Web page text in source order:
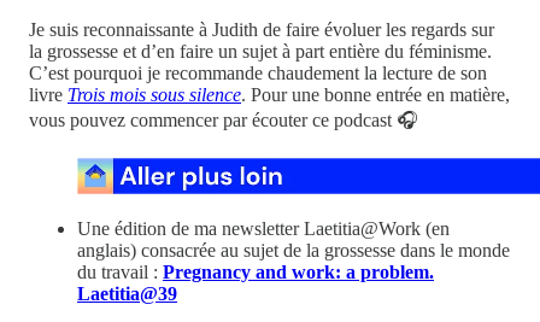
Je suis reconnaissante à Judith de faire évoluer les regards sur
la grossesse et d’en faire un sujet à part entière du féminisme.
C’est pourquoi je recommande chaudement la lecture de son
livre Trois mois sous silence. Pour une bonne entrée en matière,
vous pouvez commencer par écouter ce podcast 🎧
Une édition de ma newsletter Laetitia@Work (en
anglais) consacrée au sujet de la grossesse dans le monde
du travail : Pregnancy and work: a problem.
Laetitia@39